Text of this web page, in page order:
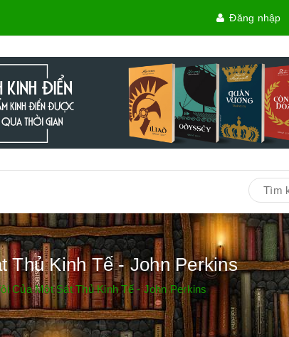
Đăng nhập
Thủ Kinh Tế - John Perkins
Của Một Sát Thủ Kinh Tế - John Perkins